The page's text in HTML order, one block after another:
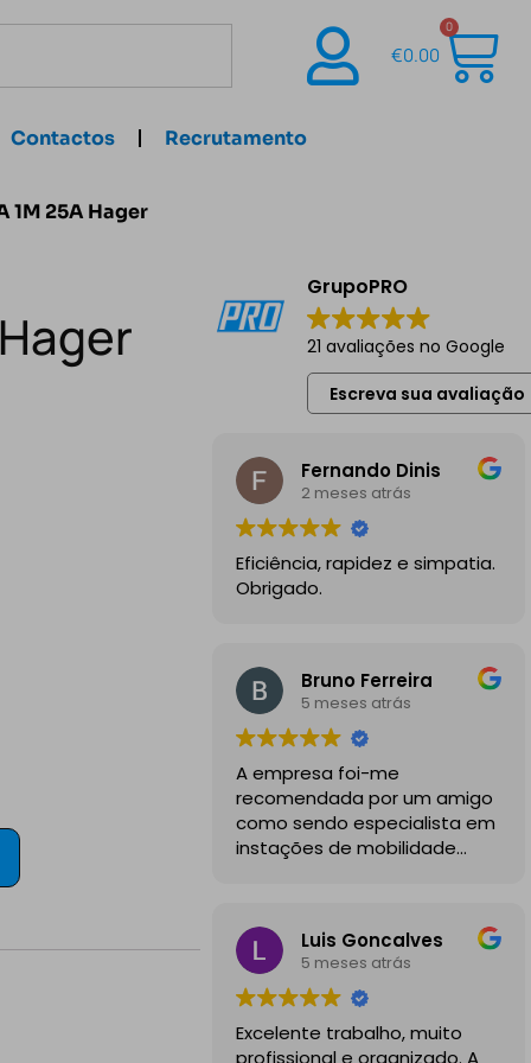
€0.00
0
Contactos Recrutamento
1M 25A Hager
GrupoPRO
21 avaliações no Google
Escreva sua avaliação
Fernando Dinis
2 meses atrás
Eficiência, rapidez e simpatia.
Obrigado.
Bruno Ferreira
5 meses atrás
A empresa foi-me
recomendada por um amigo
como sendo especialista em
instações de mobilidade
profissionais, comunicativos e
disponiveis para todas as
minhas dúvidas.
A instalação de tomada
reforçada em garagem
Luis Goncalves
5 meses atrás
Excelente trabalho, muito
profissional e organizado. A